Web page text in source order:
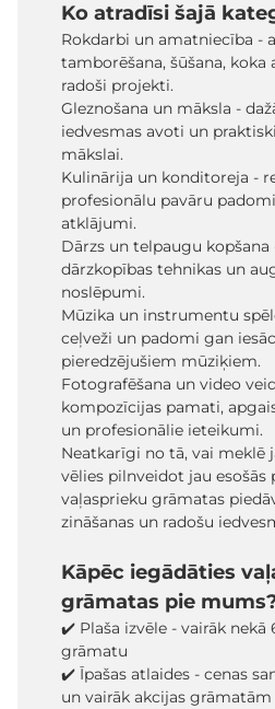
Ko atradīsi šajā
Rokdarbi un amatniecība -
tamborēšana, šūšana, koka
radoši projekti.
Gleznošana un māksla -
iedvesmas avoti un
mākslai.
Kulinārija un konditoreja -
profesionālu pavāru
atklājumi.
Dārzs un telpaugu kopšana
dārzkopības tehnikas un
noslēpumi.
Mūzika un instrumentu
ceļveži un padomi gan
pieredzējušiem mūziķiem.
Fotografēšana un video
kompozīcijas pamati,
un profesionālie ieteikumi.
Neatkarīgi no tā, vai meklē
vēlies pilnveidot jau esošās
vaļasprieku grāmatas
zināšanas un radošu
Kāpēc iegādāties
grāmatas pie
✔️ Plaša izvēle - vairāk
grāmatu
✔️ Īpašas atlaides - cenas
un vairāk akcijas grāmatām